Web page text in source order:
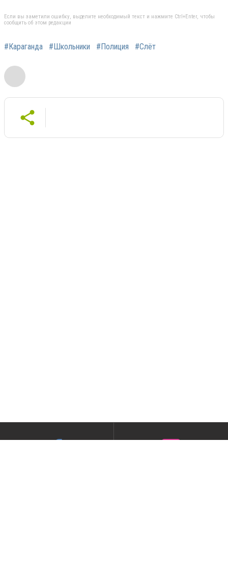
Если вы заметили ошибку, выделите необходимый текст и нажмите Ctrl+Enter, чтобы
сообщить об этом редакции
#Караганда #Школьники #Полиция #Слёт